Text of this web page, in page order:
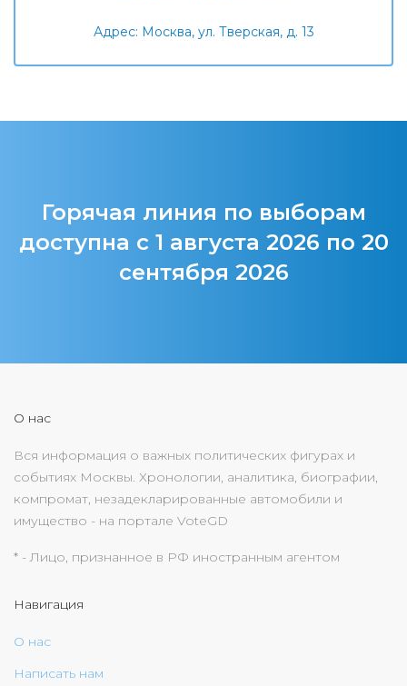
Адрес: Москва, ул. Тверская, д. 13
Горячая линия по выборам
доступна с 1 августа 2026 по 20
сентября 2026
О нас
Вся информация о важных политических фигурах и
событиях Москвы. Хронологии, аналитика, биографии,
компромат, незадекларированные автомобили и
имущество - на портале VoteGD
* - Лицо, признанное в РФ иностранным агентом
Навигация
О нас
Написать нам